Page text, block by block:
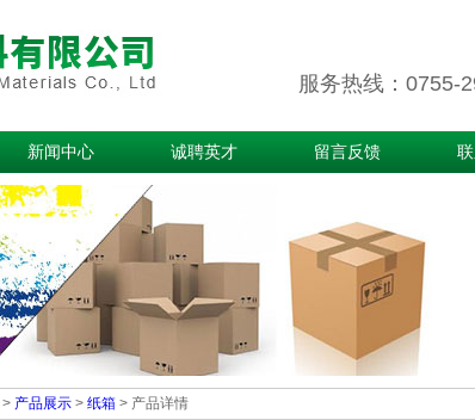
服务热线：0755-
新闻中心 诚聘英才 留言反馈
> 产品展示 > 纸箱 > 产品详情